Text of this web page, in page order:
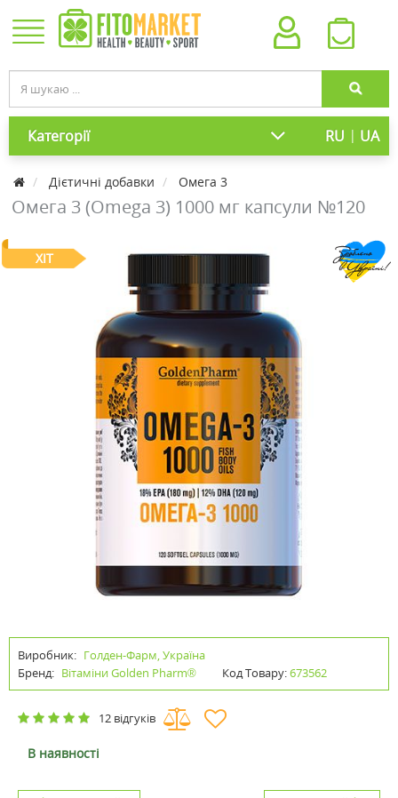
Категорії RU | UA
Дієтичні добавки Омега 3
Омега 3 (Omega 3) 1000 мг капсули №120
ХІТ
Виробник: Голден-Фарм, Україна
Бренд: Вітаміни Golden Pharm® Код Товару:673562
12 відгуків
В наявності